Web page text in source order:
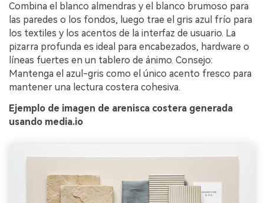
Combina el blanco almendras y el blanco brumoso para
las paredes o los fondos, luego trae el gris azul frío para
los textiles y los acentos de la interfaz de usuario. La
pizarra profunda es ideal para encabezados, hardware o
líneas fuertes en un tablero de ánimo. Consejo:
Mantenga el azul-gris como el único acento fresco para
mantener una lectura costera cohesiva.
Ejemplo de imagen de arenisca costera generada
usando media.io